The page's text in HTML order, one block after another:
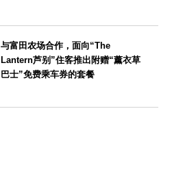
与富田农场合作，面向“The
Lantern芦别”住客推出附赠“薰衣草
巴士”免费乘车券的套餐